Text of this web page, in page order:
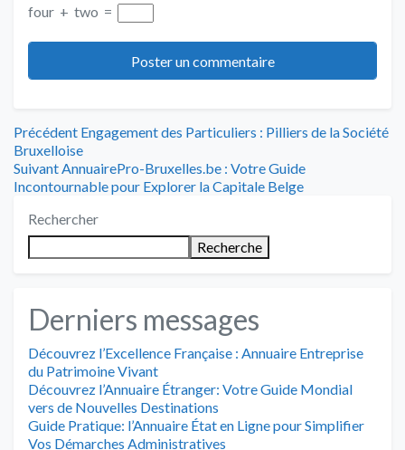
four + two =
Navigation
de
l’article
Précédent Article
précédent
:
Engagement des Particuliers : Pilliers de la Société
Bruxelloise
Suivant Article
suivant
AnnuairePro-Bruxelles.be : Votre Guide
Incontournable pour Explorer la Capitale Belge
Rechercher
Recherche
Derniers messages
Découvrez l’Excellence Française : Annuaire Entreprise
du Patrimoine Vivant
Découvrez l’Annuaire Étranger: Votre Guide Mondial
vers de Nouvelles Destinations
Guide Pratique: l’Annuaire État en Ligne pour Simplifier
Vos Démarches Administratives